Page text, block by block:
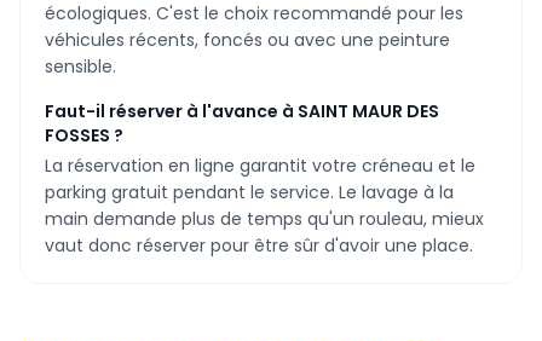
écologiques. C'est le choix recommandé pour les
véhicules récents, foncés ou avec une peinture
sensible.
Faut-il réserver à l'avance à SAINT MAUR DES
FOSSES ?
La réservation en ligne garantit votre créneau et le
parking gratuit pendant le service. Le lavage à la
main demande plus de temps qu'un rouleau, mieux
vaut donc réserver pour être sûr d'avoir une place.